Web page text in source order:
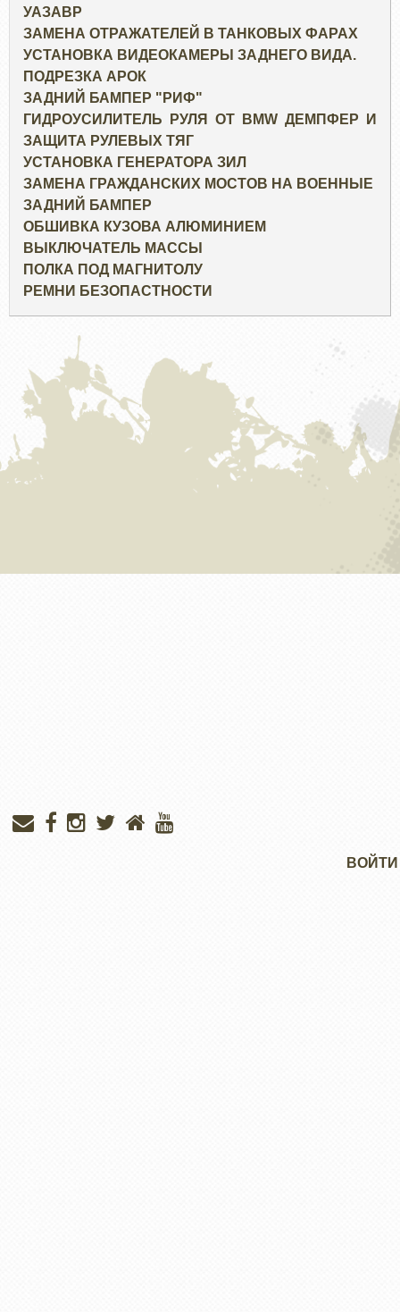
УАЗАВР
ЗАМЕНА ОТРАЖАТЕЛЕЙ В ТАНКОВЫХ ФАРАХ
УСТАНОВКА ВИДЕОКАМЕРЫ ЗАДНЕГО ВИДА.
ПОДРЕЗКА АРОК
ЗАДНИЙ БАМПЕР "РИФ"
ГИДРОУСИЛИТЕЛЬ РУЛЯ ОТ BMW ДЕМПФЕР И
ЗАЩИТА РУЛЕВЫХ ТЯГ
УСТАНОВКА ГЕНЕРАТОРА ЗИЛ
ЗАМЕНА ГРАЖДАНСКИХ МОСТОВ НА ВОЕННЫЕ
ЗАДНИЙ БАМПЕР
ОБШИВКА КУЗОВА АЛЮМИНИЕМ
ВЫКЛЮЧАТЕЛЬ МАССЫ
ПОЛКА ПОД МАГНИТОЛУ
РЕМНИ БЕЗОПАСТНОСТИ
ВОЙТИ